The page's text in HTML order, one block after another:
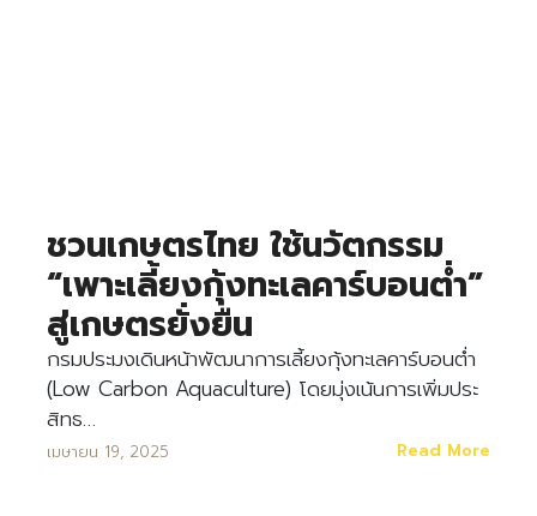
ชวนเกษตรไทย ใช้นวัตกรรม
“เพาะเลี้ยงกุ้งทะเลคาร์บอนต่ำ”
สู่เกษตรยั่งยืน
กรมประมงเดินหน้าพัฒนาการเลี้ยงกุ้งทะเลคาร์บอนต่ำ
(Low Carbon Aquaculture) โดยมุ่งเน้นการเพิ่มประ
สิทธ…
เมษายน 19, 2025 Read More